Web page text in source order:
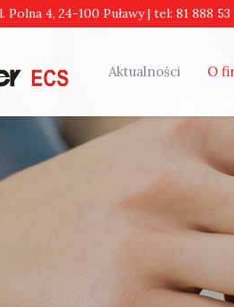
Polna 4, 24-100 Puławy | tel: 81 888 53
Aktualności O